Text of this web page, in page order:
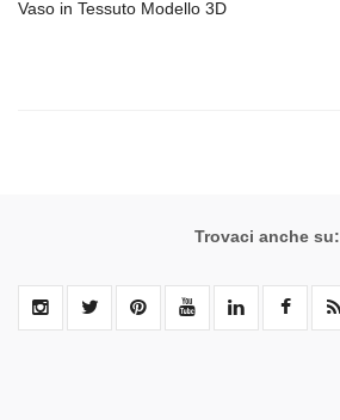
Vaso in Tessuto Modello 3D
Trovaci anche su: